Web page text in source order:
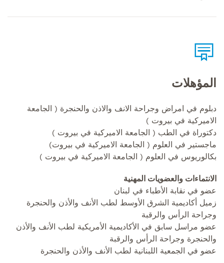
المؤهلات
دبلوم في امراض وجراحة الانف والاذن والحنجرة ( الجامعة
الاميركية في بيروت )
دكتوراة في الطب ( الجامعة الاميركية في بيروت )
ماجستير في العلوم ( الجامعة الاميركية في بيروت)
بكالوريوس في العلوم ( الجامعة الاميركية في بيروت )
الانتماءات والعضويات المهنية
عضو في نقابة الأطباء في لبنان
زميل أكاديمية الشرق الأوسط لطب الأنف والأذن والحنجرة
وجراحة الرأس والرقبة
عضو مراسل سابق في الأكاديمية الأمريكية لطب الأنف والأذن
والحنجرة وجراحة الرأس والرقبة
عضو في الجمعية اللبنانية لطب الأنف والأذن والحنجرة